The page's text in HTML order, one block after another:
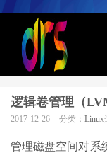
逻辑卷管理（
2017-12-26 分类： Linux
管理磁盘空间对系